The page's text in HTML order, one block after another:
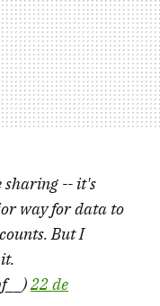
sharing -- it's
way for data to
But I
22 de